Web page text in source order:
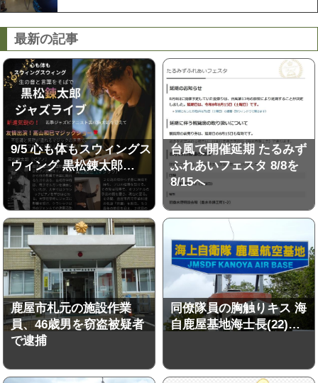
最新の記事
9/5 心も体もスウィングス
ウィング 黒松錬太郎…
台風で開催延期 たるみず
ふれあいフェスタ 8/8を
8/15へ
鹿屋市札元の施設作業
員、46歳男を窃盗被疑者
で逮捕
同僚隊員の胸触りキス 海
自鹿屋基地海士長(22)…